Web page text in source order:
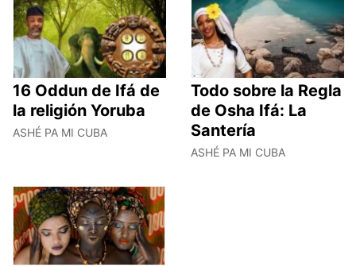
16 Oddun de Ifá de
la religión Yoruba
ASHÉ PA MI CUBA
Todo sobre la Regla
de Osha Ifá: La
Santería
ASHÉ PA MI CUBA